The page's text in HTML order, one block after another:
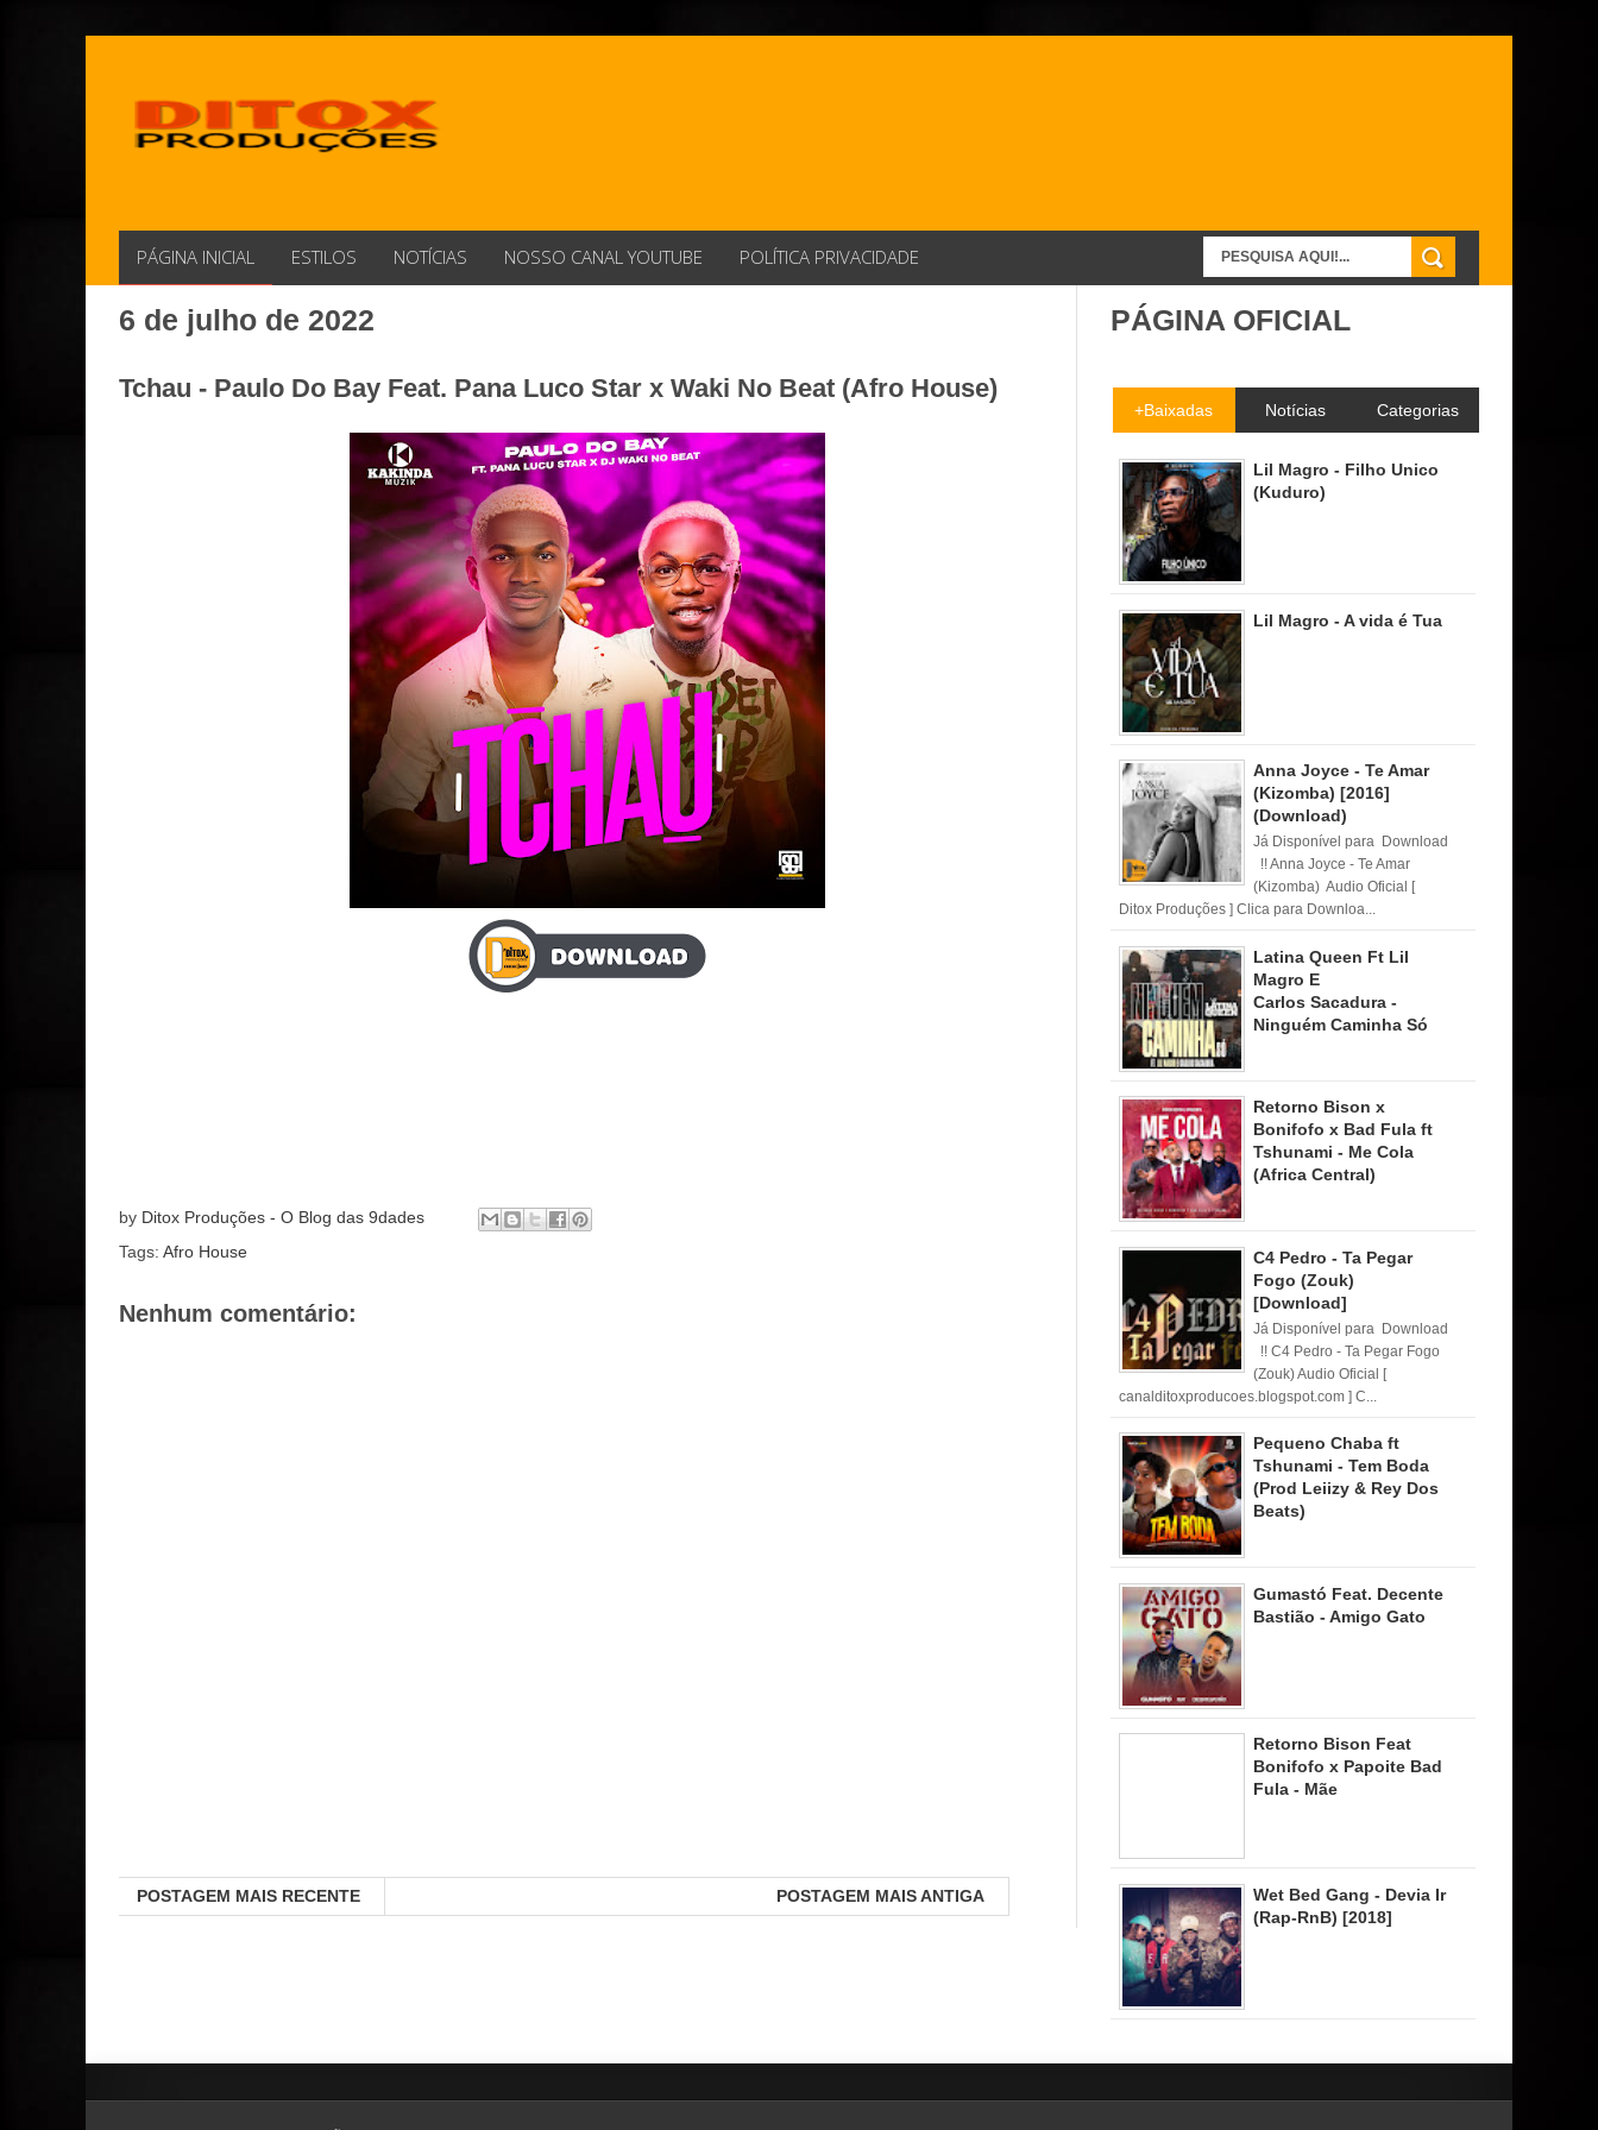
PÁGINA INICIAL ESTILOS NOTÍCIAS NOSSO CANAL YOUTUBE POLÍTICA PRIVACIDADE
6 de julho de 2022
Tchau - Paulo Do Bay Feat. Pana Luco Star x Waki No Beat (Afro House)
by Ditox Produções - O Blog das 9dades
Tags: Afro House
Nenhum comentário:
POSTAGEM MAIS RECENTE POSTAGEM MAIS ANTIGA
PÁGINA OFICIAL
+Baixadas Notícias Categorias
Lil Magro - Filho Unico
(Kuduro)
Lil Magro - A vida é Tua
Anna Joyce - Te Amar
(Kizomba) [2016]
(Download)
Já Disponível para Download
!! Anna Joyce - Te Amar
(Kizomba) Audio Oficial [
Ditox Produções ] Clica para Downloa...
Latina Queen Ft Lil
Magro E
Carlos Sacadura -
Ninguém Caminha Só
Retorno Bison x
Bonifofo x Bad Fula ft
Tshunami - Me Cola
(Africa Central)
C4 Pedro - Ta Pegar
Fogo (Zouk)
[Download]
Já Disponível para Download
!! C4 Pedro - Ta Pegar Fogo
(Zouk) Audio Oficial [
canalditoxproducoes.blogspot.com ] C...
Pequeno Chaba ft
Tshunami - Tem Boda
(Prod Leiizy & Rey Dos
Beats)
Gumastó Feat. Decente
Bastião - Amigo Gato
Retorno Bison Feat
Bonifofo x Papoite Bad
Fula - Mãe
Wet Bed Gang - Devia Ir
(Rap-RnB) [2018]